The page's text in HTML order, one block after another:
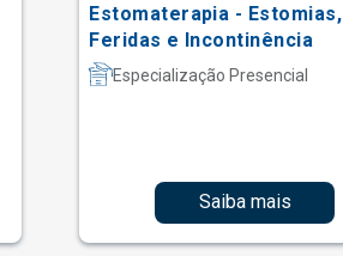
Estomaterapia - Estomias,
Feridas e Incontinência
Especialização Presencial
Saiba mais